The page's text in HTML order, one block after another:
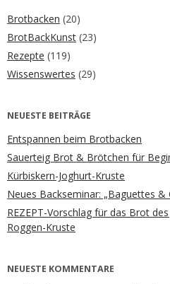
Brotbacken (20)
BrotBackKunst (23)
Rezepte (119)
Wissenswertes (29)
NEUESTE BEITRÄGE
Entspannen beim Brotbacken
Sauerteig Brot & Brötchen für
Kürbiskern-Joghurt-Kruste
Neues Backseminar: „Baguettes &
REZEPT-Vorschlag für das Brot
Roggen-Kruste
NEUESTE KOMMENTARE